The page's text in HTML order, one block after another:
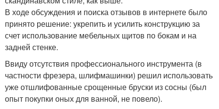
В ходе обсуждения и поиска отзывов в интернете было
принято решение: укрепить и усилить конструкцию за
счет использование мебельных щитов по бокам и на
задней стенке.
Ввиду отсутствия профессионального инструмента (в
частности фрезера, шлифмашинки) решил использовать
уже отшлифованные срощенные бруски из сосны (был
опыт покупки оных для ванной, не повело).